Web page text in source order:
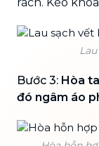
Bước 3: Hòa
đó ngâm áo